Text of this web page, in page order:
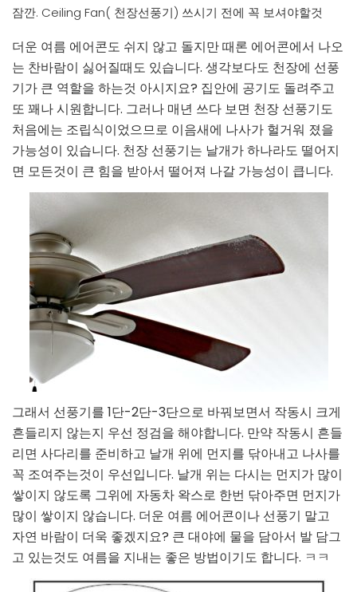
잠깐. Ceiling Fan( 천장선풍기) 쓰시기 전에 꼭 보셔야할것
더운 여름 에어콘도 쉬지 않고 돌지만 때론 에어콘에서 나오
는 찬바람이 싫어질때도 있습니다. 생각보다도 천장에 선풍
기가 큰 역할을 하는것 아시지요? 집안에 공기도 돌려주고
또 꽤나 시원합니다. 그러나 매년 쓰다 보면 천장 선풍기도
처음에는 조립식이었으므로 이음새에 나사가 헐거워 졌을
가능성이 있습니다. 천장 선풍기는 날개가 하나라도 떨어지
면 모든것이 큰 힘을 받아서 떨어져 나갈 가능성이 큽니다.
그래서 선풍기를 1단-2단-3단으로 바꿔보면서 작동시 크게
흔들리지 않는지 우선 정검을 해야합니다. 만약 작동시 흔들
리면 사다리를 준비하고 날개 위에 먼지를 닦아내고 나사를
꼭 조여주는것이 우선입니다. 날개 위는 다시는 먼지가 많이
쌓이지 않도록 그위에 자동차 왁스로 한번 닦아주면 먼지가
많이 쌓이지 않습니다. 더운 여름 에어콘이나 선풍기 말고
자연 바람이 더욱 좋겠지요? 큰 대야에 물을 담아서 발 담그
고 있는것도 여름을 지내는 좋은 방법이기도 합니다. ㅋㅋ